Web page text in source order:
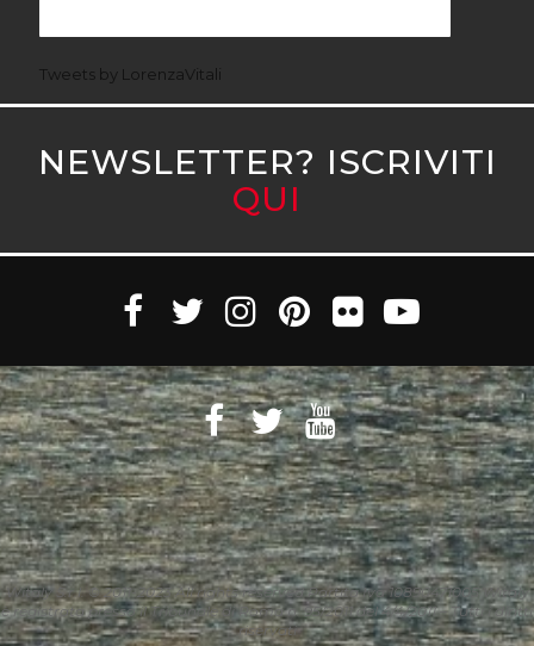
Tweets by LorenzaVitali
NEWSLETTER? ISCRIVITI
QUI
Witaly S.r.l. © 2011-2023 All rights reserved Partita Iva 10890471005 Witaly
è registrata presso il Tribunale di Roma n. 95/2011 del 4/4/2011 – Tutti i diritti
riservati